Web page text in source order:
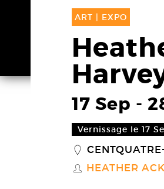
ART | EXPO
17 Sep -
Vernissage le 17
_
S HEATHER